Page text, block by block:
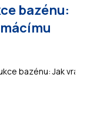
bazénu:
bazénu: Jak